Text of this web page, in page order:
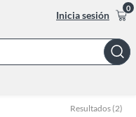
Inicia sesión
0
Bar
Resultados (2)